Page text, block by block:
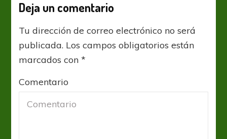
Deja un comentario
Tu dirección de correo electrónico no será
publicada. Los campos obligatorios están
marcados con*
Comentario